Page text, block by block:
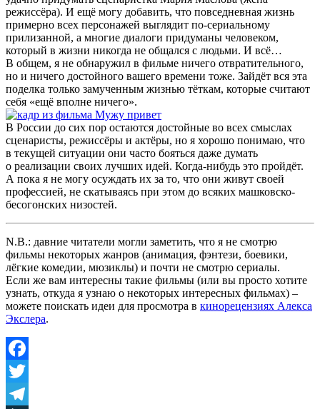
режиссёра). И ещё могу добавить, что повседневная жизнь
примерно всех персонажей выглядит по-сериальному
прилизанной, а многие диалоги придуманы человеком,
который в жизни никогда не общался с людьми. И всё…
В общем, я не обнаружил в фильме ничего отвратительного,
но и ничего достойного вашего времени тоже. Зайдёт вся эта
поделка только замученным жизнью тёткам, которые считают
себя «ещё вполне ничего».
В России до сих пор остаются достойные во всех смыслах
сценаристы, режиссёры и актёры, но я хорошо понимаю, что
в текущей ситуации они часто бояться даже думать
о реализации своих лучших идей. Когда-нибудь это пройдёт.
А пока я не могу осуждать их за то, что они живут своей
профессией, не скатываясь при этом до всяких машковско-
бесогонских низостей.
N.B.: давние читатели могли заметить, что я не смотрю
фильмы некоторых жанров (анимация, фэнтези, боевики,
лёгкие комедии, мюзиклы) и почти не смотрю сериалы.
Если же вам интересны такие фильмы (или вы просто хотите
узнать, откуда я узнаю о некоторых интересных фильмах) –
можете поискать идеи для просмотра в кинорецензиях Алекса
Экслера.
Facebook
Twitter